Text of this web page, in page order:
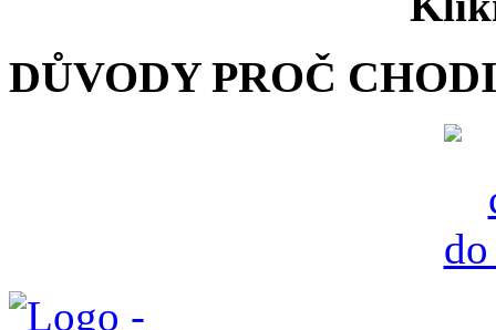
DŮVODY PROČ